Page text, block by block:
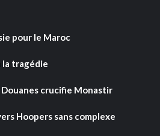
pour le Maroc
la tragédie
Douanes crucifie Monastir
Hoopers sans complexe